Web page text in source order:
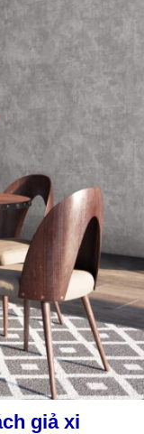
giả xi